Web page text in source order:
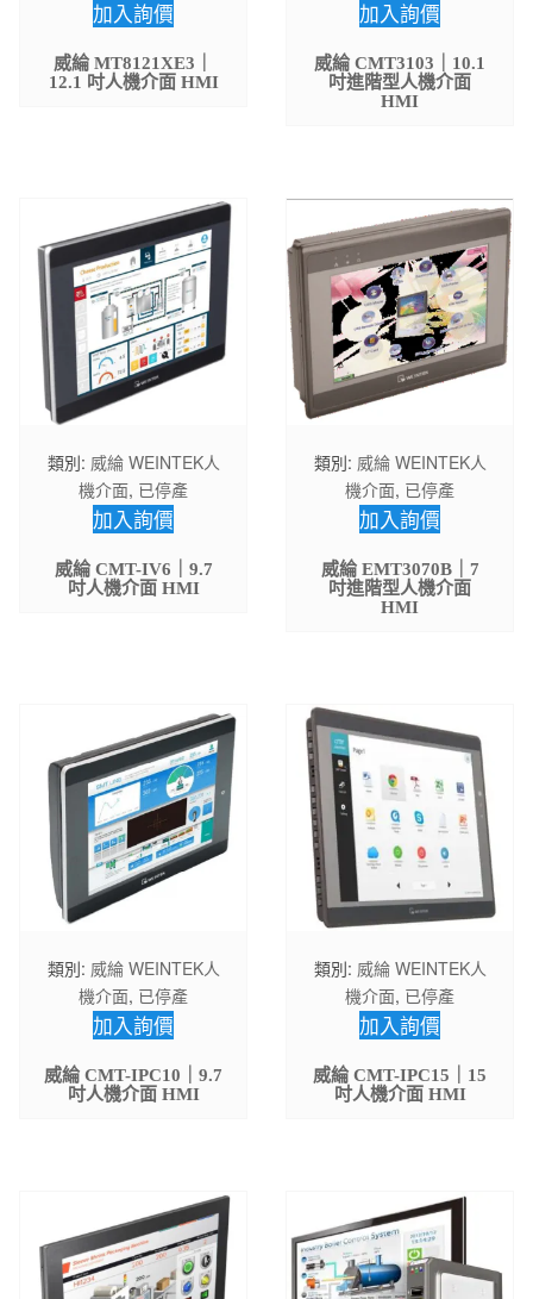
加入詢價
威綸 MT8121XE3｜
12.1 吋人機介面 HMI
加入詢價
威綸 CMT3103｜10.1
吋進階型人機介面
HMI
類別: 威綸 WEINTEK人
機介面, 已停產
加入詢價
威綸 CMT-IV6｜9.7
吋人機介面 HMI
類別: 威綸 WEINTEK人
機介面, 已停產
加入詢價
威綸 EMT3070B｜7
吋進階型人機介面
HMI
類別: 威綸 WEINTEK人
機介面, 已停產
加入詢價
威綸 CMT-IPC10｜9.7
吋人機介面 HMI
類別: 威綸 WEINTEK人
機介面, 已停產
加入詢價
威綸 CMT-IPC15｜15
吋人機介面 HMI